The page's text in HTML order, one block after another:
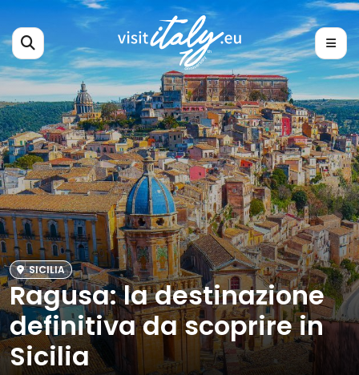
SICILIA
Ragusa: la destinazione
definitiva da scoprire in
Sicilia